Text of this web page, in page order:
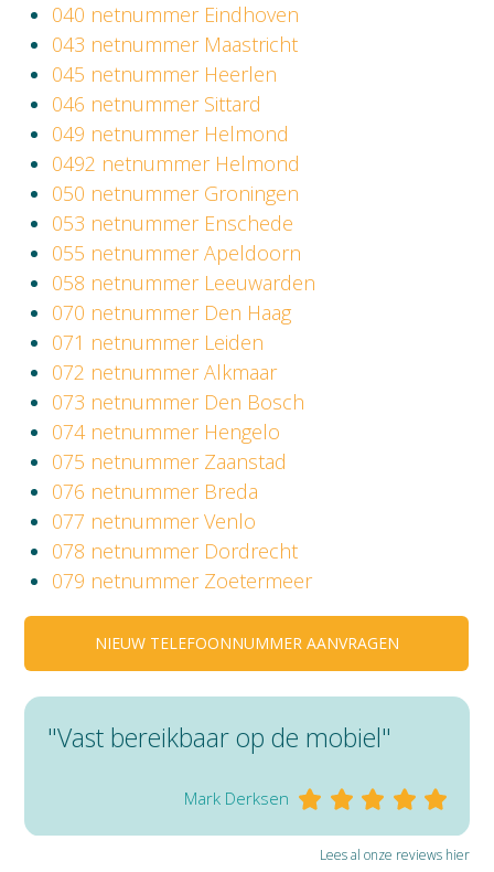
040 netnummer Eindhoven
043 netnummer Maastricht
045 netnummer Heerlen
046 netnummer Sittard
049 netnummer Helmond
0492 netnummer Helmond
050 netnummer Groningen
053 netnummer Enschede
055 netnummer Apeldoorn
058 netnummer Leeuwarden
070 netnummer Den Haag
071 netnummer Leiden
072 netnummer Alkmaar
073 netnummer Den Bosch
074 netnummer Hengelo
075 netnummer Zaanstad
076 netnummer Breda
077 netnummer Venlo
078 netnummer Dordrecht
079 netnummer Zoetermeer
NIEUW TELEFOONNUMMER AANVRAGEN
"Vast bereikbaar op de mobiel"
Mark Derksen
Lees al onze reviews hier